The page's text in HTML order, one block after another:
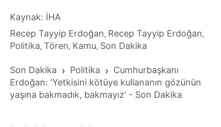
Kaynak: İHA
Recep Tayyip Erdoğan, Recep Tayyip Erdoğan,
Politika, Tören, Kamu, Son Dakika
Son Dakika › Politika › Cumhurbaşkanı
Erdoğan: 'Yetkisini kötüye kullananın gözünün
yaşına bakmadık, bakmayız' - Son Dakika